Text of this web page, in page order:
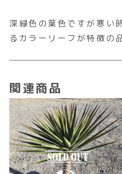
深緑色の葉色ですが寒い
るカラーリーフが特徴の
関連商品